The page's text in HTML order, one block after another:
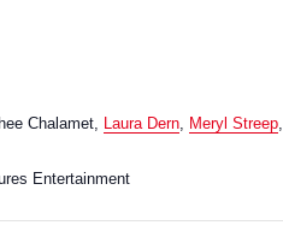
Chalamet, Laura Dern Meryl Streep
Entertainment